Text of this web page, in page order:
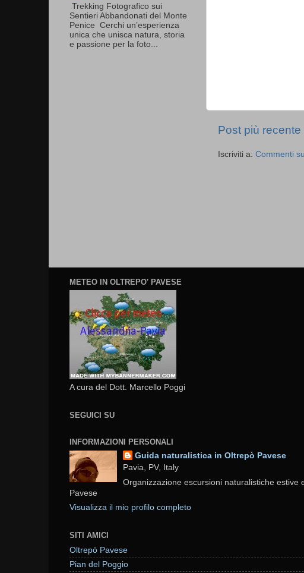
Post più recente
Iscriviti a: Commenti
Trekking Fotografico sui
Sentieri Abbandonati del Monte
Penice Cerchi un’esperienza
unica che unisca natura, storia
e passione per la foto...
METEO IN OLTREPO' PAVESE
A cura del Dott. Marcello Poggi
SEGUICI SU
INFORMAZIONI PERSONALI
Guida naturalistica in Oltrepò Pavese
Pavia, PV, Italy
Organizzazione escursioni naturalistiche estive
Pavese
Visualizza il mio profilo completo
SITI AMICI
Oltrepò Pavese
Pian del Poggio